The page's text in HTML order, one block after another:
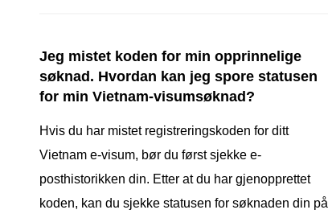
Jeg mistet koden for min opprinnelige
søknad. Hvordan kan jeg spore statusen
for min Vietnam-visumsøknad?
Hvis du har mistet registreringskoden for ditt
Vietnam e-visum, bør du først sjekke e-
posthistorikken din. Etter at du har gjenopprettet
koden, kan du sjekke statusen for søknaden din på